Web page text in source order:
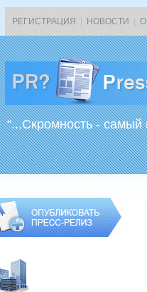
РЕГИСТРАЦИЯ НОВОСТИ
“...Скромность - самый